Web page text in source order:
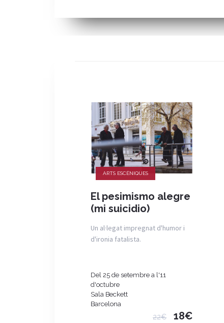
ARTS ESCÈNIQUES
El pesimismo alegre
(mi suicidio)
Un al·legat impregnat d'humor i
d'ironia fatalista.
Del 25 de setembre a l'11
d'octubre
Sala Beckett
Barcelona
22€ 18€